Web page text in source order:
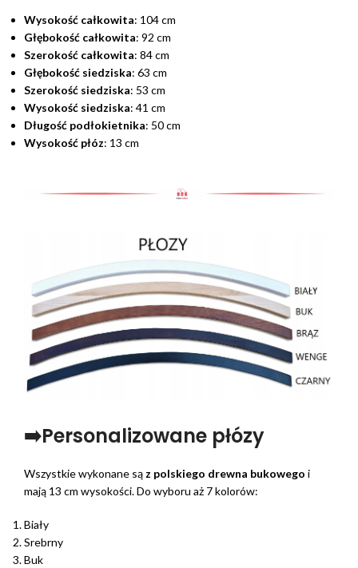
Wysokość całkowita: 104 cm
Głębokość całkowita: 92 cm
Szerokość całkowita: 84 cm
Głębokość siedziska: 63 cm
Szerokość siedziska: 53 cm
Wysokość siedziska: 41 cm
Długość podłokietnika: 50 cm
Wysokość płóz: 13 cm
➡️Personalizowane płózy
Wszystkie wykonane są z polskiego drewna bukowego i
mają 13 cm wysokości. Do wyboru aż 7 kolorów:
Biały
Srebrny
Buk